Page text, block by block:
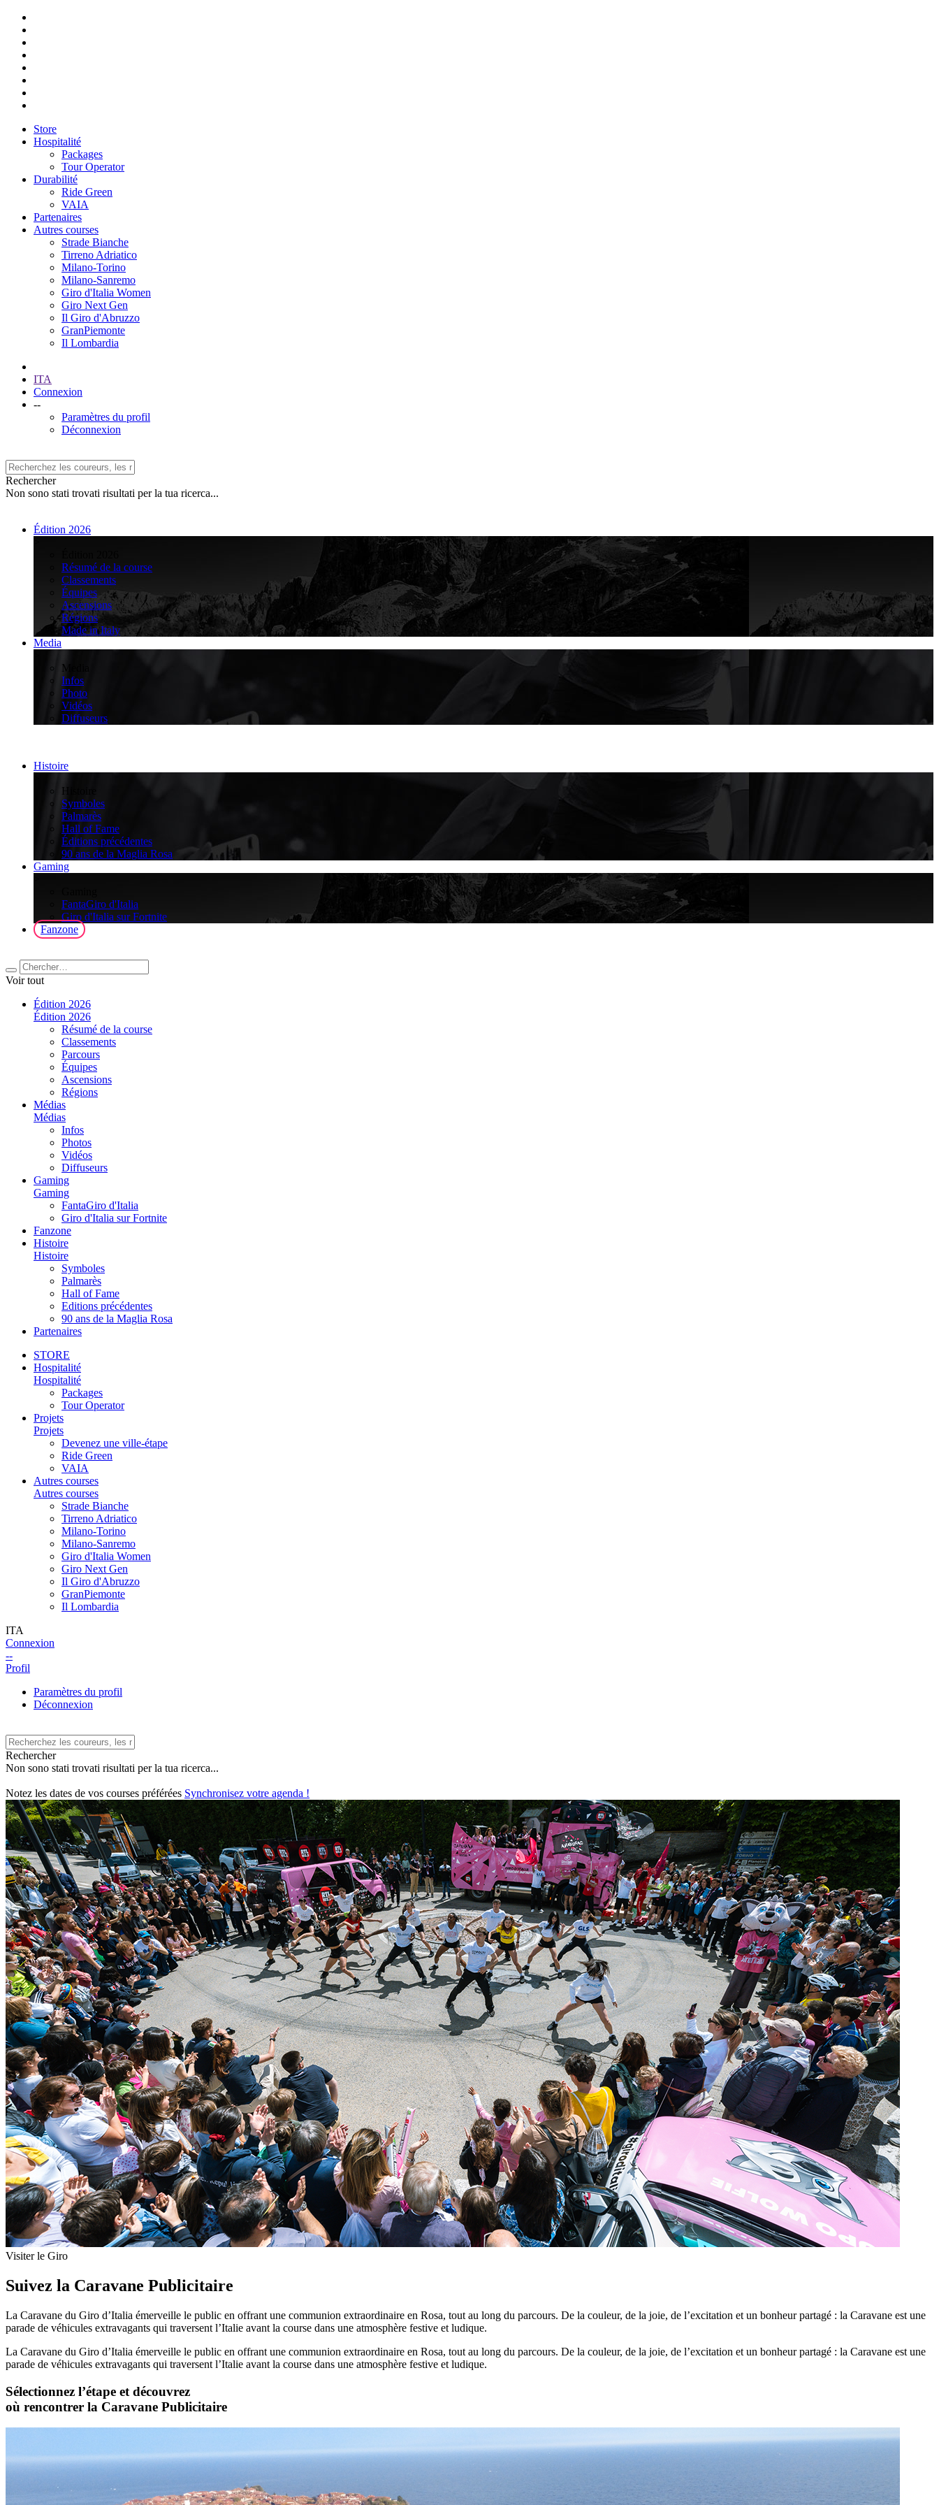
Store
Hospitalité
Packages
Tour Operator
Durabilité
Ride Green
VAIA
Partenaires
Autres courses
Strade Bianche
Tirreno Adriatico
Milano-Torino
Milano-Sanremo
Giro d'Italia Women
Giro Next Gen
Il Giro d'Abruzzo
GranPiemonte
Il Lombardia
ITA
Connexion
--
Paramètres du profil
Déconnexion
Rechercher
Non sono stati trovati risultati per la tua ricerca...
Édition 2026
Résumé de la course
Classements
Équipes
Ascensions
Régions
Made in Italy
Media
Media
Infos
Photo
Vidéos
Diffuseurs
Histoire
Histoire
Symboles
Palmarès
Hall of Fame
Éditions précédentes
90 ans de la Maglia Rosa
Gaming
FantaGiro d'Italia
Giro d'Italia sur Fortnite
Fanzone
Voir tout
Édition 2026
Édition 2026
Résumé de la course
Classements
Parcours
Équipes
Ascensions
Régions
Médias
Médias
Infos
Photos
Vidéos
Diffuseurs
Gaming
Gaming
FantaGiro d'Italia
Giro d'Italia sur Fortnite
Fanzone
Histoire
Histoire
Symboles
Palmarès
Hall of Fame
Editions précédentes
90 ans de la Maglia Rosa
Partenaires
STORE
Hospitalité
Hospitalité
Packages
Tour Operator
Projets
Projets
Devenez une ville-étape
Ride Green
VAIA
Autres courses
Autres courses
Strade Bianche
Tirreno Adriatico
Milano-Torino
Milano-Sanremo
Giro d'Italia Women
Giro Next Gen
Il Giro d'Abruzzo
GranPiemonte
Il Lombardia
ITA
Connexion
--
Profil
Paramètres du profil
Déconnexion
Rechercher
Non sono stati trovati risultati per la tua ricerca...
Notez les dates de vos courses préférées Synchronisez votre agenda !
Visiter le Giro
Suivez la Caravane Publicitaire
La Caravane du Giro d’Italia émerveille le public en offrant une communion extraordinaire en Rosa, tout au long du parcours. De la couleur, de la joie, de l’excitation et un bonheur partagé : la Caravane est une
parade de véhicules extravagants qui traversent l’Italie avant la course dans une atmosphère festive et ludique.
La Caravane du Giro d’Italia émerveille le public en offrant une communion extraordinaire en Rosa, tout au long du parcours. De la couleur, de la joie, de l’excitation et un bonheur partagé : la Caravane est une
parade de véhicules extravagants qui traversent l’Italie avant la course dans une atmosphère festive et ludique.
Sélectionnez l’étape et découvrez
où rencontrer la Caravane Publicitaire